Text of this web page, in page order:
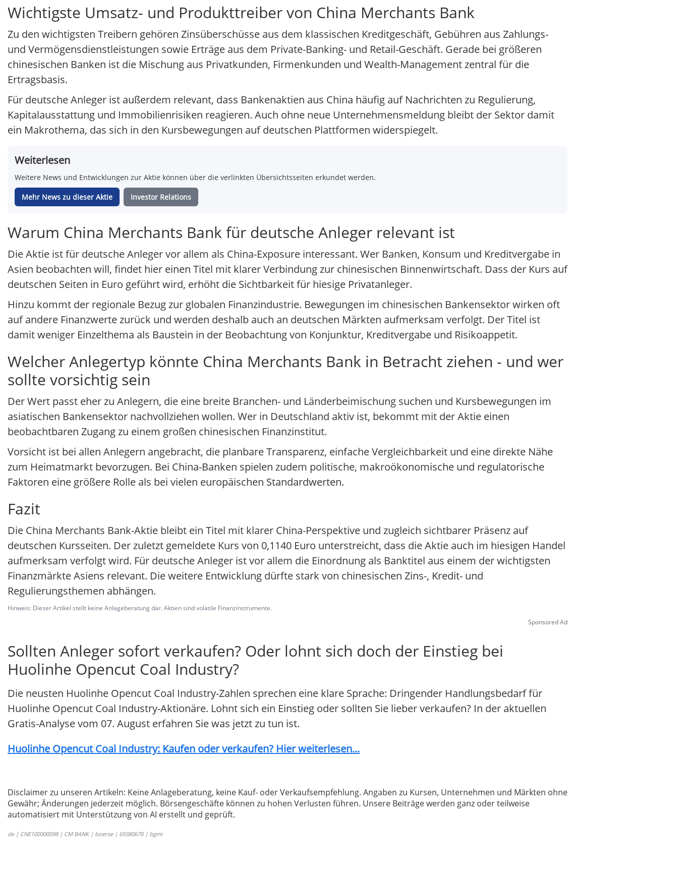
Wichtigste Umsatz- und Produkttreiber von China Merchants Bank
Zu den wichtigsten Treibern gehören Zinsüberschüsse aus dem klassischen Kreditgeschäft, Gebühren aus Zahlungs-
und Vermögensdienstleistungen sowie Erträge aus dem Private-Banking- und Retail-Geschäft. Gerade bei größeren
chinesischen Banken ist die Mischung aus Privatkunden, Firmenkunden und Wealth-Management zentral für die
Ertragsbasis.
Für deutsche Anleger ist außerdem relevant, dass Bankenaktien aus China häufig auf Nachrichten zu Regulierung,
Kapitalausstattung und Immobilienrisiken reagieren. Auch ohne neue Unternehmensmeldung bleibt der Sektor damit
ein Makrothema, das sich in den Kursbewegungen auf deutschen Plattformen widerspiegelt.
Weiterlesen
Weitere News und Entwicklungen zur Aktie können über die verlinkten Übersichtsseiten erkundet werden.
Mehr News zu dieser Aktie Investor Relations
Warum China Merchants Bank für deutsche Anleger relevant ist
Die Aktie ist für deutsche Anleger vor allem als China-Exposure interessant. Wer Banken, Konsum und Kreditvergabe in
Asien beobachten will, findet hier einen Titel mit klarer Verbindung zur chinesischen Binnenwirtschaft. Dass der Kurs auf
deutschen Seiten in Euro geführt wird, erhöht die Sichtbarkeit für hiesige Privatanleger.
Hinzu kommt der regionale Bezug zur globalen Finanzindustrie. Bewegungen im chinesischen Bankensektor wirken oft
auf andere Finanzwerte zurück und werden deshalb auch an deutschen Märkten aufmerksam verfolgt. Der Titel ist
damit weniger Einzelthema als Baustein in der Beobachtung von Konjunktur, Kreditvergabe und Risikoappetit.
Welcher Anlegertyp könnte China Merchants Bank in Betracht ziehen - und wer
sollte vorsichtig sein
Der Wert passt eher zu Anlegern, die eine breite Branchen- und Länderbeimischung suchen und Kursbewegungen im
asiatischen Bankensektor nachvollziehen wollen. Wer in Deutschland aktiv ist, bekommt mit der Aktie einen
beobachtbaren Zugang zu einem großen chinesischen Finanzinstitut.
Vorsicht ist bei allen Anlegern angebracht, die planbare Transparenz, einfache Vergleichbarkeit und eine direkte Nähe
zum Heimatmarkt bevorzugen. Bei China-Banken spielen zudem politische, makroökonomische und regulatorische
Faktoren eine größere Rolle als bei vielen europäischen Standardwerten.
Fazit
Die China Merchants Bank-Aktie bleibt ein Titel mit klarer China-Perspektive und zugleich sichtbarer Präsenz auf
deutschen Kursseiten. Der zuletzt gemeldete Kurs von 0,1140 Euro unterstreicht, dass die Aktie auch im hiesigen Handel
aufmerksam verfolgt wird. Für deutsche Anleger ist vor allem die Einordnung als Banktitel aus einem der wichtigsten
Finanzmärkte Asiens relevant. Die weitere Entwicklung dürfte stark von chinesischen Zins-, Kredit- und
Regulierungsthemen abhängen.
Hinweis: Dieser Artikel stellt keine Anlageberatung dar. Aktien sind volatile Finanzinstrumente.
Sponsored Ad
Sollten Anleger sofort verkaufen? Oder lohnt sich doch der Einstieg bei
Huolinhe Opencut Coal Industry?
Die neusten Huolinhe Opencut Coal Industry-Zahlen sprechen eine klare Sprache: Dringender Handlungsbedarf für
Huolinhe Opencut Coal Industry-Aktionäre. Lohnt sich ein Einstieg oder sollten Sie lieber verkaufen? In der aktuellen
Gratis-Analyse vom 07. August erfahren Sie was jetzt zu tun ist.
Huolinhe Opencut Coal Industry: Kaufen oder verkaufen? Hier weiterlesen...
Disclaimer zu unseren Artikeln: Keine Anlageberatung, keine Kauf- oder Verkaufsempfehlung. Angaben zu Kursen, Unternehmen und Märkten ohne
Gewähr; Änderungen jederzeit möglich. Börsengeschäfte können zu hohen Verlusten führen. Unsere Beiträge werden ganz oder teilweise
automatisiert mit Unterstützung von AI erstellt und geprüft.
de | CNE100000098 | CM BANK | boerse | 69380678 | bgmi